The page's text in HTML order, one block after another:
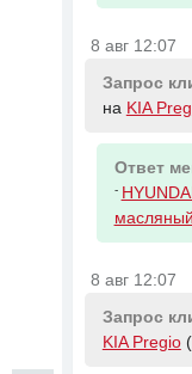
8 авг 12:07
Запрос
на KIA
Ответ
-
масляный
8 авг 12:07
Запрос
KIA Pregio